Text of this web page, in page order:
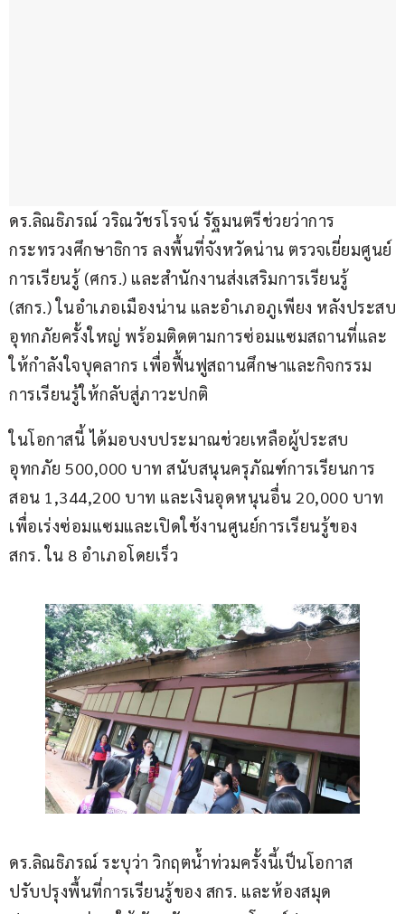
ดร.ลิณธิภรณ์ วริณวัชรโรจน์ รัฐมนตรีช่วยว่าการ
กระทรวงศึกษาธิการ ลงพื้นที่จังหวัดน่าน ตรวจเยี่ยมศูนย์
การเรียนรู้ (ศกร.) และสำนักงานส่งเสริมการเรียนรู้
(สกร.) ในอำเภอเมืองน่าน และอำเภอภูเพียง หลังประสบ
อุทกภัยครั้งใหญ่ พร้อมติดตามการซ่อมแซมสถานที่และ
ให้กำลังใจบุคลากร เพื่อฟื้นฟูสถานศึกษาและกิจกรรม
การเรียนรู้ให้กลับสู่ภาวะปกติ
ในโอกาสนี้ ได้มอบงบประมาณช่วยเหลือผู้ประสบ
อุทกภัย 500,000 บาท สนับสนุนครุภัณฑ์การเรียนการ
สอน 1,344,200 บาท และเงินอุดหนุนอื่น 20,000 บาท
เพื่อเร่งซ่อมแซมและเปิดใช้งานศูนย์การเรียนรู้ของ
สกร. ใน 8 อำเภอโดยเร็ว
ดร.ลิณธิภรณ์ ระบุว่า วิกฤตน้ำท่วมครั้งนี้เป็นโอกาส
ปรับปรุงพื้นที่การเรียนรู้ของ สกร. และห้องสมุด